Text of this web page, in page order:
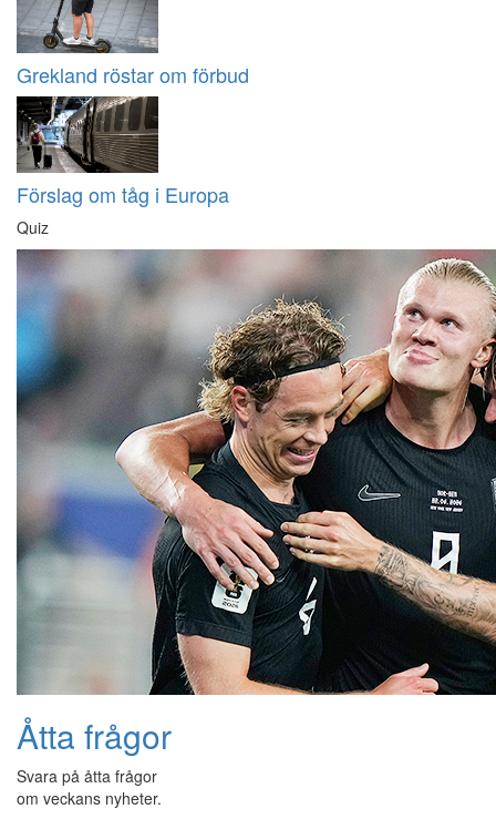
Grekland röstar om förbud
Förslag om tåg i Europa
Quiz
Åtta frågor
Svara på åtta frågor
om veckans nyheter.